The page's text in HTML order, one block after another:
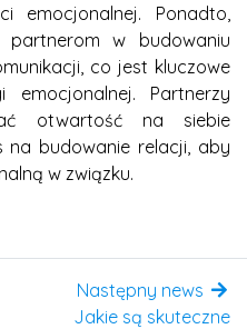
emocjonalnej. Ponadto,
w budowaniu
co jest kluczowe
emocjonalnej. Partnerzy
otwartość na siebie
na budowanie relacji, aby
w związku.
Następny news
Jakie są skuteczne